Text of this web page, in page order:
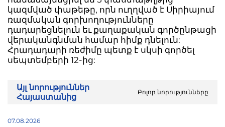
կազմված փաթեթը, որն ուղղված է Սիրիայում
ռազմական գորխողությունները
դադարեցնելուն եւ քաղաքական գործընթացի
վերականգնման համար հիմք դնելուն:
Հրադադարի ռեժիմը պետք է սկսի գործել
սեպտեմբերի 12-ից:
Այլ նորություններ
Հայաստանից
Բոլոր նորությունները
07.08.2026